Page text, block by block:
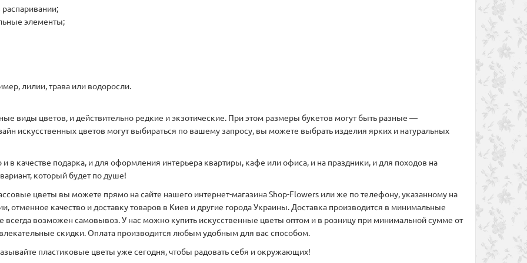
элементы;
лилии, трава или водоросли.
виды цветов, и действительно редкие и экзотические. При этом размеры букетов могут быть разные —
искусственных цветов могут выбираться по вашему запросу, вы можете выбрать изделия ярких и натуральных
в качестве подарка, и для оформления интерьера квартиры, кафе или офиса, и на праздники, и для походов на
который будет по душе!
цветы вы можете прямо на сайте нашего интернет-магазина Shop-Flowers или же по телефону, указанному на
качество и доставку товаров в Киев и другие города Украины. Доставка производится в минимальные
возможен самовывоз. У нас можно купить искусственные цветы оптом и в розницу при минимальной сумме от
скидки. Оплата производится любым удобным для вас способом.
пластиковые цветы уже сегодня, чтобы радовать себя и окружающих!